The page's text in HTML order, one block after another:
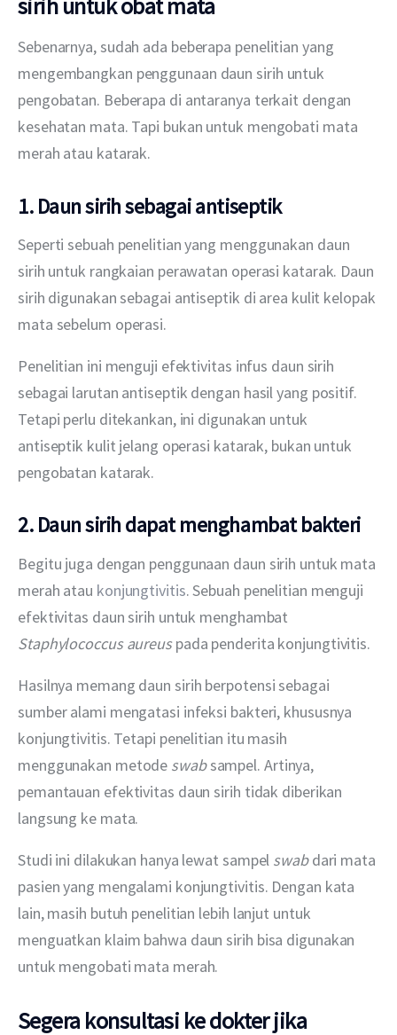
sirih untuk obat mata
Sebenarnya, sudah ada beberapa penelitian yang
mengembangkan penggunaan daun sirih untuk
pengobatan. Beberapa di antaranya terkait dengan
kesehatan mata. Tapi bukan untuk mengobati mata
merah atau katarak.
1. Daun sirih sebagai antiseptik
Seperti sebuah penelitian yang menggunakan daun
sirih untuk rangkaian perawatan operasi katarak. Daun
sirih digunakan sebagai antiseptik di area kulit kelopak
mata sebelum operasi.
Penelitian ini menguji efektivitas infus daun sirih
sebagai larutan antiseptik dengan hasil yang positif.
Tetapi perlu ditekankan, ini digunakan untuk
antiseptik kulit jelang operasi katarak, bukan untuk
pengobatan katarak.
2. Daun sirih dapat menghambat bakteri
Begitu juga dengan penggunaan daun sirih untuk mata
merah atau konjungtivitis. Sebuah penelitian menguji
efektivitas daun sirih untuk menghambat
Staphylococcus aureus pada penderita konjungtivitis.
Hasilnya memang daun sirih berpotensi sebagai
sumber alami mengatasi infeksi bakteri, khususnya
konjungtivitis. Tetapi penelitian itu masih
menggunakan metode swab sampel. Artinya,
pemantauan efektivitas daun sirih tidak diberikan
langsung ke mata.
Studi ini dilakukan hanya lewat sampel swab dari mata
pasien yang mengalami konjungtivitis. Dengan kata
lain, masih butuh penelitian lebih lanjut untuk
menguatkan klaim bahwa daun sirih bisa digunakan
untuk mengobati mata merah.
Segera konsultasi ke dokter jika